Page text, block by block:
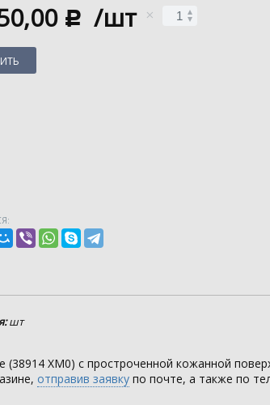
c /шт
шт
(38914 XM0) с простроченной кожанной
отправив заявку по почте, а также по